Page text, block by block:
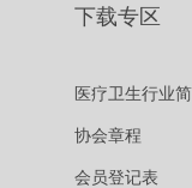
下载专区
医疗卫生行业
协会章程
会员登记表